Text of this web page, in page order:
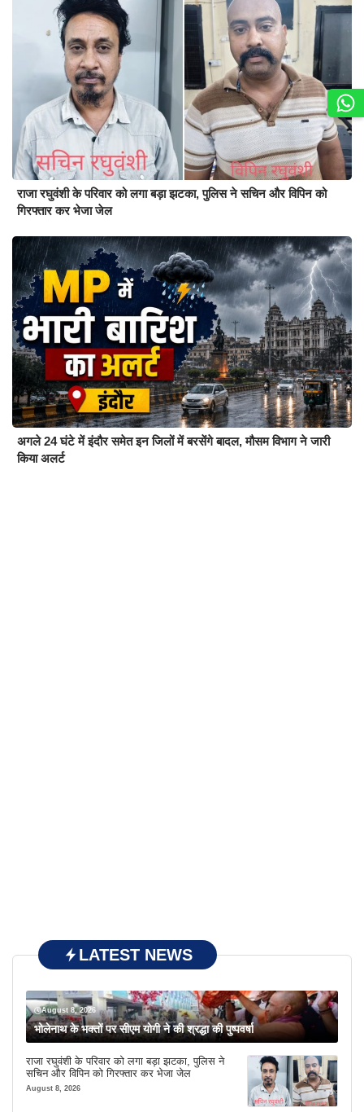
राजा रघुवंशी के परिवार को लगा बड़ा झटका, पुलिस ने सचिन और विपिन को
गिरफ्तार कर भेजा जेल
अगले 24 घंटे में इंदौर समेत इन जिलों में बरसेंगे बादल, मौसम विभाग ने जारी
किया अलर्ट
LATEST NEWS
August 8, 2026
भोलेनाथ के भक्तों पर सीएम योगी ने की श्रद्धा की पुष्पवर्षा
राजा रघुवंशी के परिवार को लगा बड़ा झटका, पुलिस ने
सचिन और विपिन को गिरफ्तार कर भेजा जेल
August 8, 2026